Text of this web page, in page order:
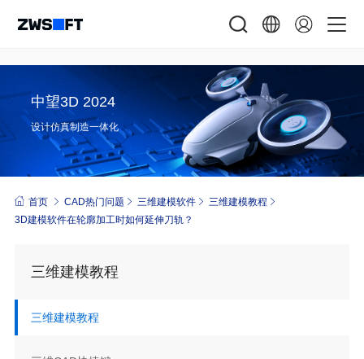
中望3D 2024
设计仿真制造一体化
首页 CAD热门问题 三维建模软件
三维建模教程
3D建模软件在轮廓加工时如何延伸刀轨？
三维建模教程
三维建模教程